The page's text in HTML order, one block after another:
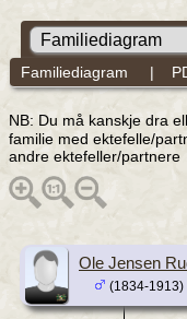
Familiediagram |
NB: Du må kanskje dra
familie med ektefelle/
andre ektefeller/partnere
Ole Jensen
(1834-1913)